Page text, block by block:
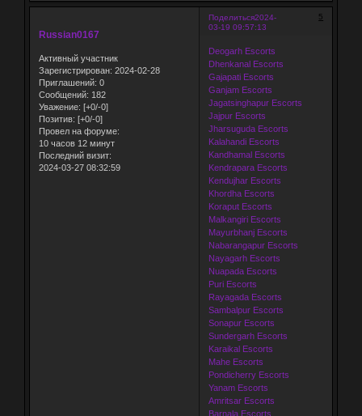
Поделиться 5
2024-
03-19 09:57:13
Russian0167
Активный участник
Зарегистрирован: 2024-02-28
Приглашений: 0
Сообщений: 182
Уважение: [+0/-0]
Позитив: [+0/-0]
Провел на форуме:
10 часов 12 минут
Последний визит:
2024-03-27 08:32:59
Deogarh Escorts
Dhenkanal Escorts
Gajapati Escorts
Ganjam Escorts
Jagatsinghapur Escorts
Jajpur Escorts
Jharsuguda Escorts
Kalahandi Escorts
Kandhamal Escorts
Kendrapara Escorts
Kendujhar Escorts
Khordha Escorts
Koraput Escorts
Malkangiri Escorts
Mayurbhanj Escorts
Nabarangapur Escorts
Nayagarh Escorts
Nuapada Escorts
Puri Escorts
Rayagada Escorts
Sambalpur Escorts
Sonapur Escorts
Sundergarh Escorts
Karaikal Escorts
Mahe Escorts
Pondicherry Escorts
Yanam Escorts
Amritsar Escorts
Barnala Escorts